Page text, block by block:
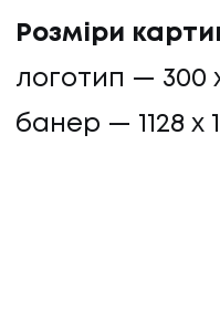
Розміри
логотип — 300
банер — 1128 x